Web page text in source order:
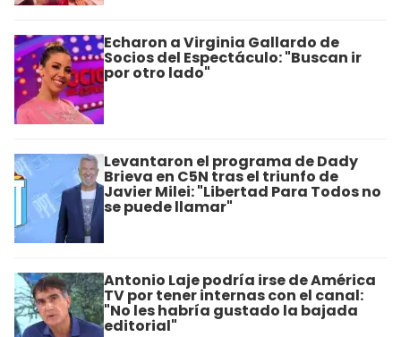
Echaron a Virginia Gallardo de
Socios del Espectáculo: "Buscan ir
por otro lado"
Levantaron el programa de Dady
Brieva en C5N tras el triunfo de
Javier Milei: "Libertad Para Todos no
se puede llamar"
Antonio Laje podría irse de América
TV por tener internas con el canal:
"No les habría gustado la bajada
editorial"